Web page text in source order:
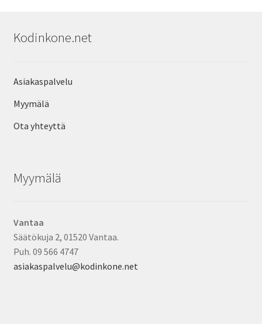
Kodinkone.net
Asiakaspalvelu
Myymälä
Ota yhteyttä
Myymälä
Vantaa
Säätökuja 2, 01520 Vantaa.
Puh. 09 566 4747
asiakaspalvelu@kodinkone.net